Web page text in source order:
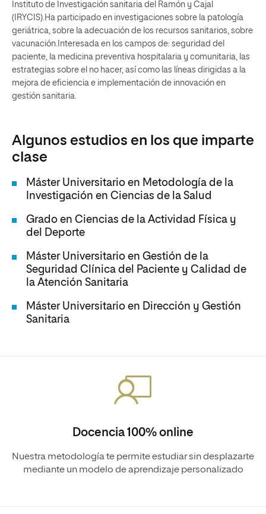
Instituto de Investigación sanitaria del Ramón y Cajal
(IRYCIS).Ha participado en investigaciones sobre la patología
geriátrica, sobre la adecuación de los recursos sanitarios, sobre
vacunación.Interesada en los campos de: seguridad del
paciente, la medicina preventiva hospitalaria y comunitaria, las
estrategias sobre el no hacer, así como las líneas dirigidas a la
mejora de eficiencia e implementación de innovación en
gestión sanitaria.
Algunos estudios en los que imparte
clase
Máster Universitario en Metodología de la
Investigación en Ciencias de la Salud
Grado en Ciencias de la Actividad Física y
del Deporte
Máster Universitario en Gestión de la
Seguridad Clínica del Paciente y Calidad de
la Atención Sanitaria
Máster Universitario en Dirección y Gestión
Sanitaria
Docencia 100% online
Nuestra metodología te permite estudiar sin desplazarte
mediante un modelo de aprendizaje personalizado